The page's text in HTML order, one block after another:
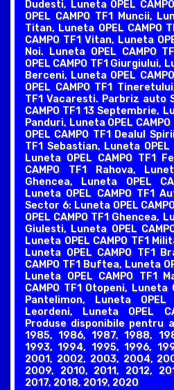
Dudesti, Luneta OPEL
OPEL CAMPO TF1 Muncii,
Titan, Luneta OPEL CAMPO
CAMPO TF1 Vitan, Luneta
Noi. Luneta OPEL CAMPO
OPEL CAMPO TF1 Giurgiului,
Berceni, Luneta OPEL
OPEL CAMPO TF1
TF1 Vacaresti. Parbriz auto
CAMPO TF1 13 Septembrie,
Panduri, Luneta OPEL
OPEL CAMPO TF1 Dealul
TF1 Sebastian, Luneta OPEL
Luneta OPEL CAMPO TF1
CAMPO TF1 Rahova,
Ghencea, Luneta OPEL
Luneta OPEL CAMPO TF1
Sector 6: Luneta OPEL
OPEL CAMPO TF1 Ghencea,
Giulesti, Luneta OPEL
Luneta OPEL CAMPO TF1
Luneta OPEL CAMPO TF1
CAMPO TF1 Buftea, Luneta
Luneta OPEL CAMPO TF1
CAMPO TF1 Otopeni, Luneta
Pantelimon, Luneta OPEL
Leordeni, Luneta OPEL
Produse disponibile pentru
1985, 1986, 1987, 1988,
1993, 1994, 1995, 1996,
2001, 2002, 2003, 2004,
2009, 2010, 2011, 2012,
2017, 2018, 2019, 2020